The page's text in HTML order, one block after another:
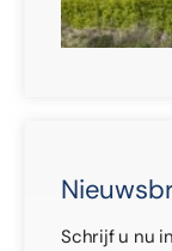
Schrijf u nu